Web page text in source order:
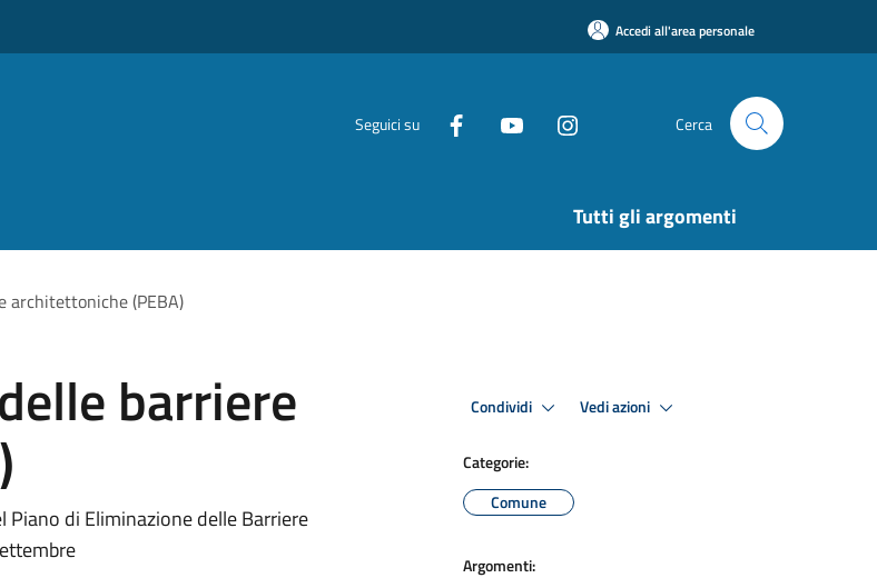
Accedi all'area personale
Seguici su Cerca
Tutti gli argomenti
architettoniche (PEBA)
barriere
Piano di Eliminazione delle Barriere
Condividi Vedi azioni
Categorie:
Comune
Argomenti: